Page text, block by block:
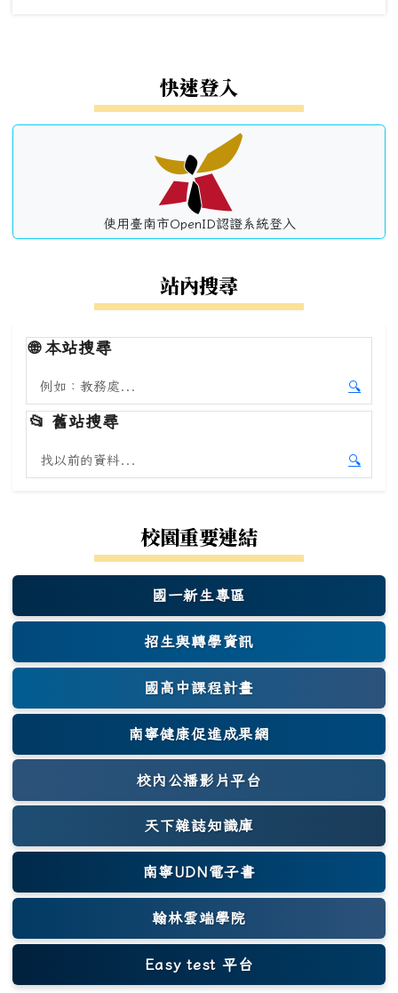
快速登入
使用臺南市OpenID認證系統登入
站內搜尋
🌐本站搜尋
搜尋本站內容
🔍
開始本
📂 舊站搜尋
搜尋舊站內容
🔍
開始舊
校園重要連結
國一新生專區
(另開新視窗)
招生與轉學資訊
國高中課程計畫
南寧健康促進成果網
(另開新視窗)
校內公播影片平台
天下雜誌知識庫
(另開新視窗)
南寧UDN電子書
翰林雲端學院
Easy test 平台
(另開新視窗)